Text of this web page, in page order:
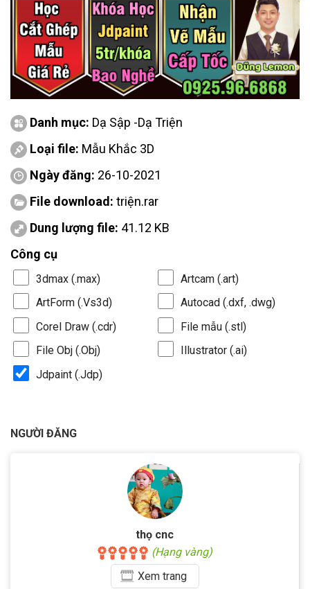
Danh mục: Dạ Sập -Dạ Triện
Loại file: Mẫu Khắc 3D
Ngày đăng: 26-10-2021
File download: triện.rar
Dung lượng file: 41.12 KB
Công cụ
3dmax (.max)
Artcam (.art)
ArtForm (.Vs3d)
Autocad (.dxf, .dwg)
Corel Draw (.cdr)
File mẫu (.stl)
File Obj (.Obj)
Illustrator (.ai)
Jdpaint (.Jdp)
NGƯỜI ĐĂNG
thọ cnc
(Hạng vàng)
Xemtrang